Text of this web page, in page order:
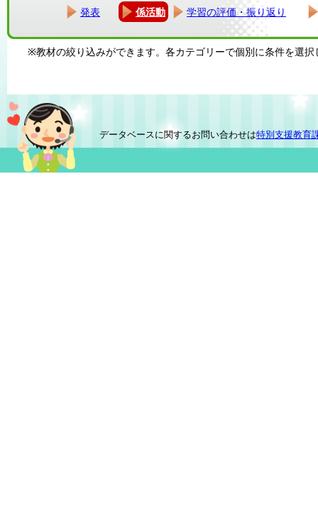
発表 係活動 学習の評価・振り返り
※教材の絞り込みができます。各カテゴリーで個別に条件を選択
データベースに関するお問い合わせは特別支援教育